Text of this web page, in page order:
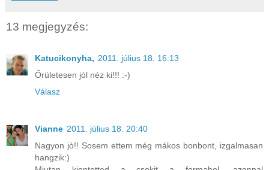
13 megjegyzés:
Katucikonyha, 2011. július 18. 16:13
Őrületesen jól néz ki!!! :-)
Válasz
Vianne 2011. július 18. 20:40
Nagyon jò!! Sosem ettem még mákos bonbont, izgalmasan
hangzik:)